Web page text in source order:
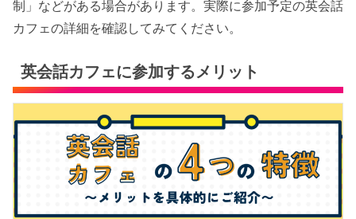
制」などがある場合があります。実際に参加予定の英会話
カフェの詳細を確認してみてください。
英会話カフェに参加するメリット